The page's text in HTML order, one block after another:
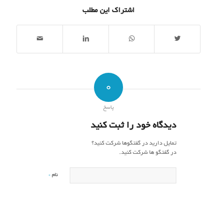
اشتراک این مطلب
0
پاسخ
دیدگاه خود را ثبت کنید
تمایل دارید در گفتگوها شرکت کنید؟
در گفتگو ها شرکت کنید.
نام *